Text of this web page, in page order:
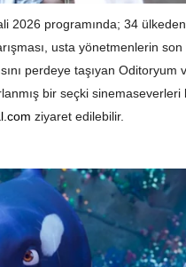
2026 programında; 34
usta yönetmenlerin
perdeye taşıyan
bir seçki sinemaseverleri
ziyaret edilebilir.